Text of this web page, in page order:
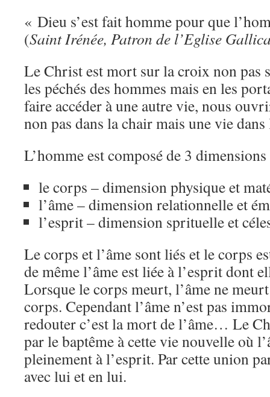
« Dieu s’est fait homme pour que
(Saint Irénée, Patron de l’Eglise
Le Christ est mort sur la croix non pas
les péchés des hommes mais en les
faire accéder à une autre vie, nous
non pas dans la chair mais une vie
L’homme est composé de 3
le corps – dimension physique et
l’âme – dimension relationnelle et
l’esprit – dimension sprituelle et
Le corps et l’âme sont liés et le corps
de même l’âme est liée à l’esprit dont
Lorsque le corps meurt, l’âme ne
corps. Cependant l’âme n’est pas
redouter c’est la mort de l’âme… Le
par le baptême à cette vie nouvelle où
pleinement à l’esprit. Par cette union
avec lui et en lui.